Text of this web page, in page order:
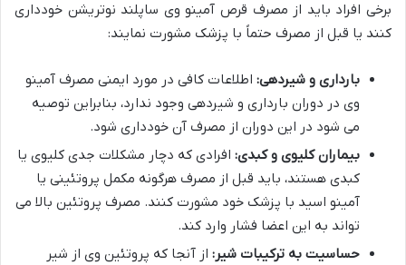
برخی افراد باید از مصرف قرص آمینو وی ساپلند نوتریشن خودداری
کنند یا قبل از مصرف حتماً با پزشک مشورت نمایند:
بارداری و شیردهی: اطلاعات کافی در مورد ایمنی مصرف آمینو
وی در دوران بارداری و شیردهی وجود ندارد، بنابراین توصیه
می شود در این دوران از مصرف آن خودداری شود.
بیماران کلیوی و کبدی: افرادی که دچار مشکلات جدی کلیوی یا
کبدی هستند، باید قبل از مصرف هرگونه مکمل پروتئینی یا
آمینو اسید با پزشک خود مشورت کنند. مصرف پروتئین بالا می
تواند به این اعضا فشار وارد کند.
حساسیت به ترکیبات شیر: از آنجا که پروتئین وی از شیر